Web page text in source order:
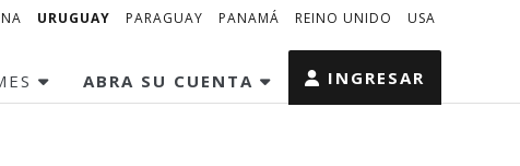
URUGUAY PARAGUAY PANAMÁ REINO UNIDO USA
ABRA SU CUENTA INGRESAR